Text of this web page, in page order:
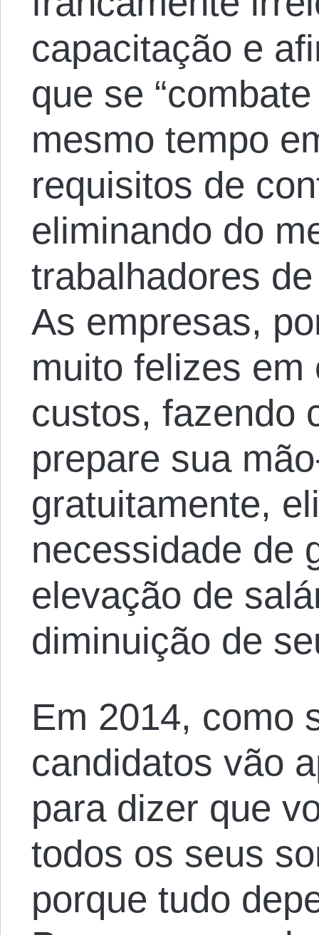
capacitação e
que se
mesmo tempo
requisitos de
eliminando do
trabalhadores
As empresas,
muito felizes
custos, fazendo
prepare sua
gratuitamente,
necessidade de
elevação de
diminuição de
Em 2014, como
candidatos vão
para dizer que
todos os seus
porque tudo